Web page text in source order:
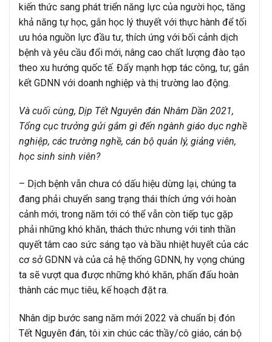
kiến thức sang phát triển năng lực của người học, tăng
khả năng tự học, gắn học lý thuyết với thực hành để tối
ưu hóa nguồn lực đầu tư, thích ứng với bối cảnh dịch
bệnh và yêu cầu đổi mới, nâng cao chất lượng đào tạo
theo xu hướng quốc tế. Đẩy mạnh hợp tác công, tư; gắn
kết GDNN với doanh nghiệp và thị trường lao động.
Và cuối cùng, Dịp Tết Nguyên đán Nhâm Dần 2021,
Tổng cục trưởng gửi gắm gì đến ngành giáo dục nghề
nghiệp, các trường nghề, cán bộ quản lý, giảng viên,
học sinh sinh viên?
– Dịch bệnh vẫn chưa có dấu hiệu dừng lại, chúng ta
đang phải chuyển sang trạng thái thích ứng với hoàn
cảnh mới, trong năm tới có thể vẫn còn tiếp tục gặp
phải những khó khăn, thách thức nhưng với tinh thần
quyết tâm cao sức sáng tạo và bầu nhiệt huyết của các
cơ sở GDNN và của cả hệ thống GDNN, hy vọng chúng
ta sẽ vượt qua được những khó khăn, phấn đấu hoàn
thành các mục tiêu, kế hoạch đặt ra.
Nhân dịp bước sang năm mới 2022 và chuẩn bị đón
Tết Nguyên đán, tôi xin chúc các thầy/cô giáo, cán bộ